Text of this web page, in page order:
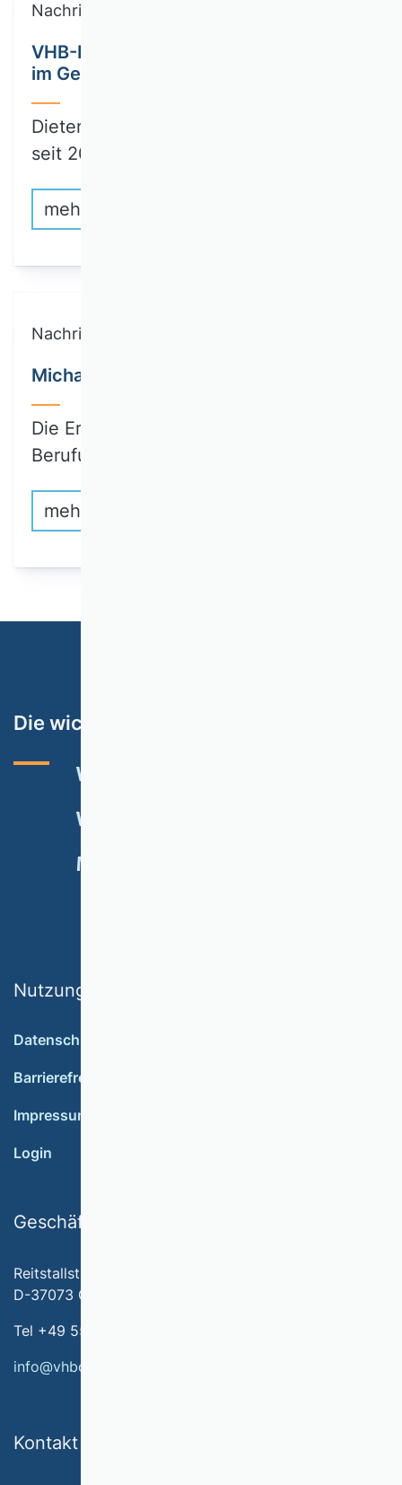
Nachrichten
VHB-Ehrenmitglieder 2024 und 2025
im Gespräch
Dieter Sadowski (VHB-Ehrenmitglied
seit 2024),…
mehr erfahren
Nachricht
Michael Wolff in den RatSWD gewählt
Die Ergebnisse der Wahl der
Berufungsvorschläge…
mehr erfahren
Die wichtigsten Themen
VHB-RATING 2024
VERANSTALTUNGEN
MITGLIED WERDEN
Nutzungsbedingungen
Datenschutz
Barrierefreiheit
Impressum
Login
Geschäftsstelle
Reitstallstr. 7
D-37073 Göttingen
Tel +49 551 79778-566
info@vhbonline.org
Kontakt